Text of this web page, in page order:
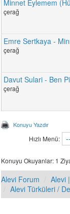
Minnet Eylemem
çerağ
Emre Sertkaya -
çerağ
Davut Sulari - Ben
çerağ
Konuyu Yazdır
Hızlı Menü:
Konuyu Okuyanlar: 1
Alevi Forum
Alevi
Alevi Türküleri /